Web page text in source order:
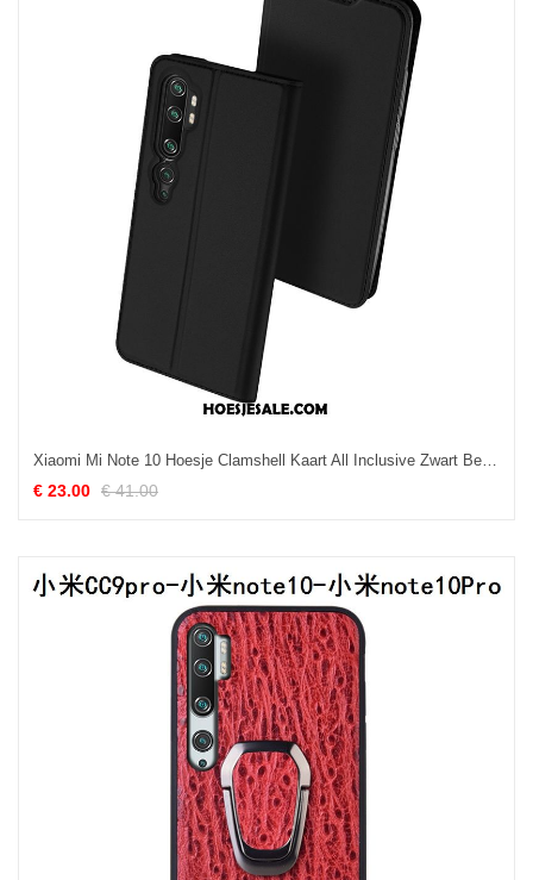
Xiaomi Mi Note 10 Hoesje Clamshell Kaart All Inclusive Zwart Bescherming Goedkoop
€ 23.00 € 41.00